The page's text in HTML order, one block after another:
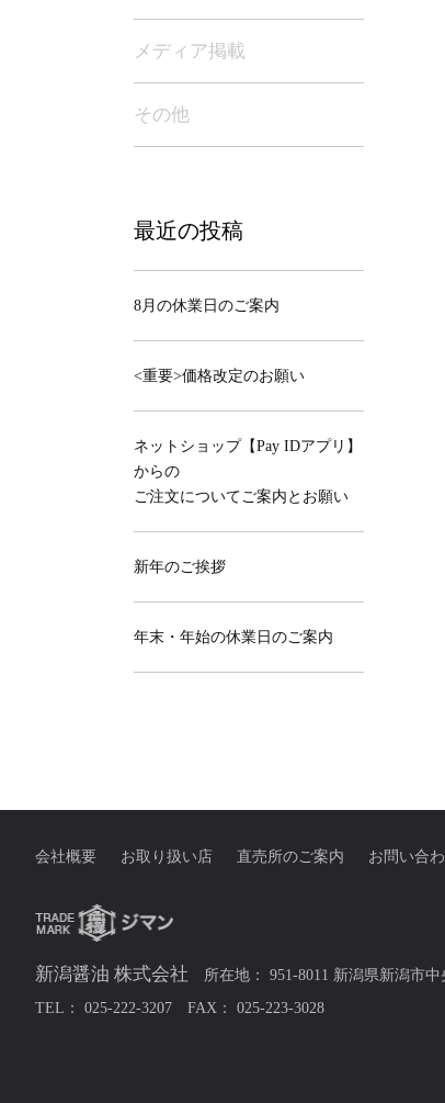
メディア掲載
その他
最近の投稿
8月の休業日のご案内
<重要>価格改定のお願い
ネットショップ【Pay IDアプリ】
からの
ご注文についてご案内とお願い
新年のご挨拶
年末・年始の休業日のご案内
会社概要 お取り扱い店 直売所のご案内 お問い合
新潟醤油 株式会社 所在地： 951-8011 新潟県新潟市中
TEL： 025-222-3207 FAX： 025-223-3028